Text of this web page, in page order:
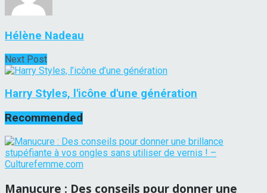
Hélène Nadeau
Next Post
Harry Styles, l'icône d'une génération
Recommended
Manucure : Des conseils pour donner une